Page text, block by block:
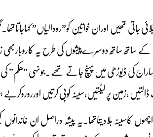
جاتی تھیں اوران خواتین کو”رودالیاں”
کے ساتھ ساتھ دوسرےپیشوں کی طرح یہ کاروباربھی
کی ڈیوڑھی میں پہنچ جاتے تھے۔جونہی ”ھکم”
،زمین پر لیٹتیں،سینہ کوبی کرتیں اورروروکربے
کاسینہ ہلادیتاتھا۔یہ پیشہ دراصل ان خاندانوں